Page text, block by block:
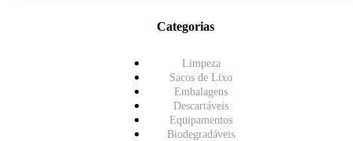
Categorias
Limpeza
Sacos de Lixo
Embalagens
Descartáveis
Equipamentos
Biodegradáveis